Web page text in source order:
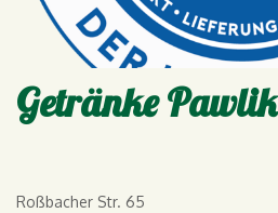
Getränke Pawlik
Roßbacher Str. 65